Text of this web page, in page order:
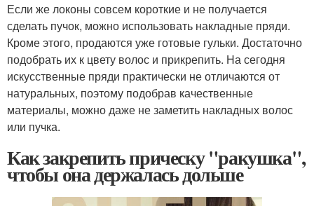
Если же локоны совсем короткие и не получается
сделать пучок, можно использовать накладные пряди.
Кроме этого, продаются уже готовые гульки. Достаточно
подобрать их к цвету волос и прикрепить. На сегодня
искусственные пряди практически не отличаются от
натуральных, поэтому подобрав качественные
материалы, можно даже не заметить накладных волос
или пучка.
Как закрепить прическу "ракушка",
чтобы она держалась дольше